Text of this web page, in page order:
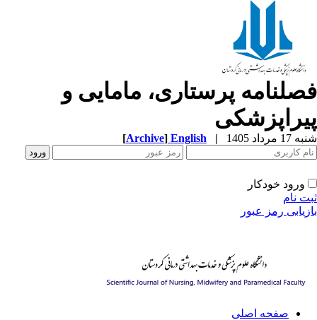
پرستاری، مامایی و
مرداد 1405 |
English
[Archive]
ورود خودکار
نام
رمز عبور
صفحه اصلی